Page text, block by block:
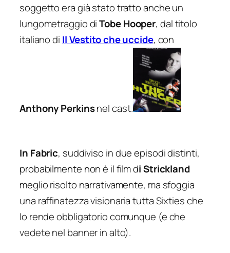
soggetto era già stato tratto anche un
lungometraggio diTobe Hooper, dal titolo
italiano di Il Vestito che uccide, con
Anthony Perkinsnel cast.
In Fabric, suddiviso in due episodi distinti,
probabilmente non è il film di Strickland
meglio risolto narrativamente, ma sfoggia
una raffinatezza visionaria tutta Sixties che
lo rende obbligatorio comunque (e che
vedete nel banner in alto).